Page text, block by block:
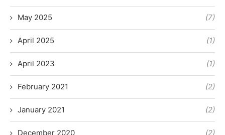
May 2025 (7)
April 2025 (1)
April 2023 (1)
February 2021 (2)
January 2021 (2)
December 2020 (2)